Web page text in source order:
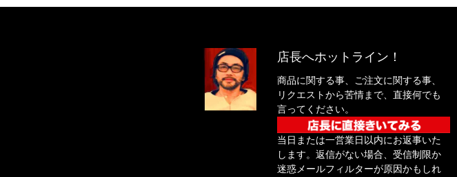
店長へホットライン！
商品に関する事、ご注文に関する事、
リクエストから苦情まで、直接何でも
言ってください。
当日または一営業日以内にお返事いた
します。返信がない場合、受信制限か
迷惑メールフィルターが原因かもしれ